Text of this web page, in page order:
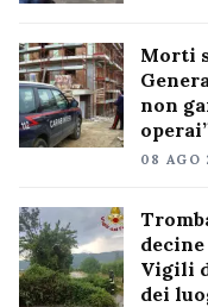
Morti
non
08 AGO
Vigili
dei